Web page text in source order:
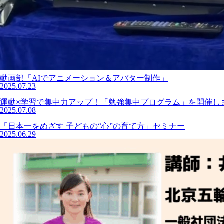
動画部「AIでアニメーション＆アバター制作」
2025.07.23
運動×学習で集中力アップ！「勉強集中プログラム」を開催し
2025.07.08
「日本一をめざす 子どもの“心”の育て方」セミナー
2025.06.29